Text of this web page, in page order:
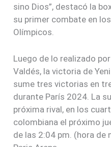
sino Dios”, destacó la
su primer combate en
Olímpicos.
Luego de lo realizado
Valdés, la victoria de
sume tres victorias en
durante París 2024. La
próxima rival, en los
colombiana el próximo
de las 2:04 pm. (hora de